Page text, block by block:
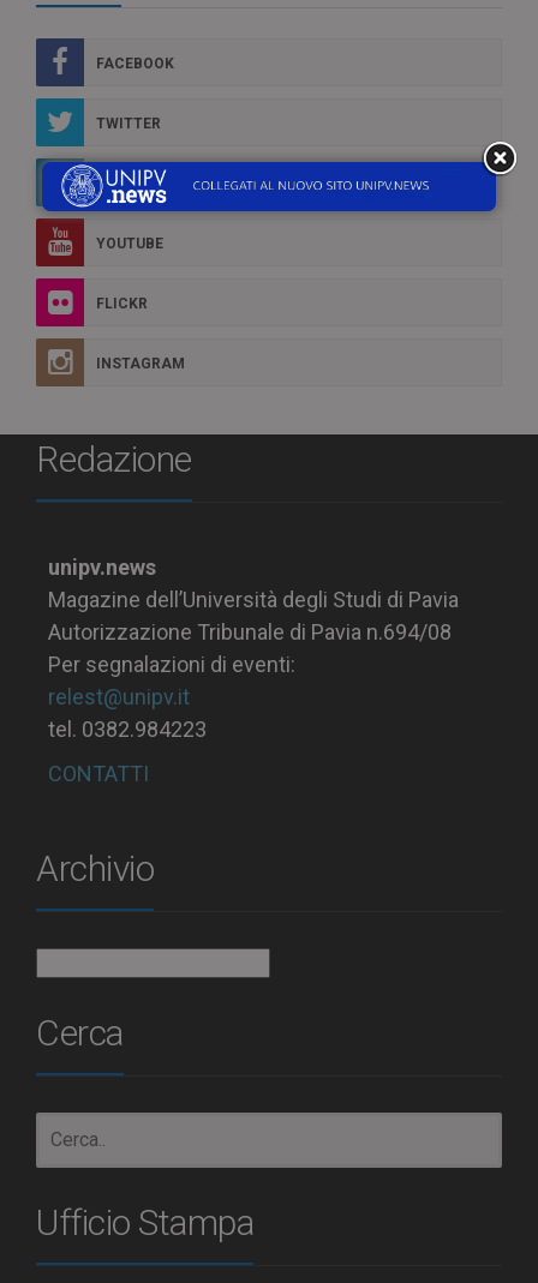
FACEBOOK
TWITTER
LINKEDIN
YOUTUBE
FLICKR
INSTAGRAM
Redazione
unipv.news
Magazine dell’Università degli Studi di Pavia
Autorizzazione Tribunale di Pavia n.694/08
Per segnalazioni di eventi:
relest@unipv.it
tel. 0382.984223
CONTATTI
Archivio
Cerca
Ufficio Stampa